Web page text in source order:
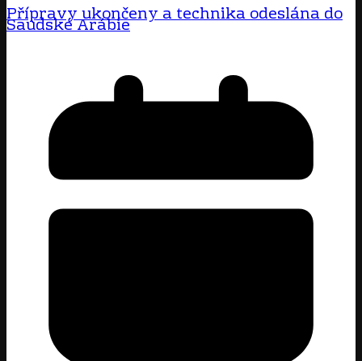
Přípravy ukončeny a technika odeslána do
Saudské Arábie